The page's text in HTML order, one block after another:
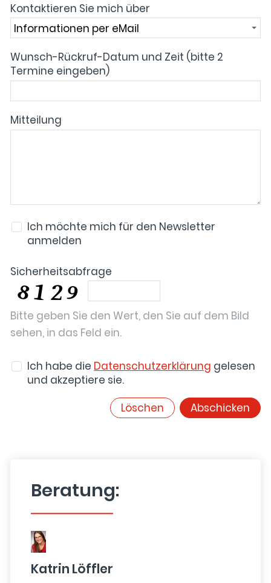
Kontaktieren Sie mich über
Wunsch-Rückruf-Datum und Zeit (bitte 2
Termine eingeben)
Mitteilung
Ich möchte mich für den Newsletter
anmelden
Sicherheitsabfrage
Bitte geben Sie den Wert, den Sie auf dem Bild
sehen, in das Feld ein.
Ich habe die Datenschutzerklärung gelesen
und akzeptiere sie.
Löschen
Abschicken
Beratung:
Katrin Löffler